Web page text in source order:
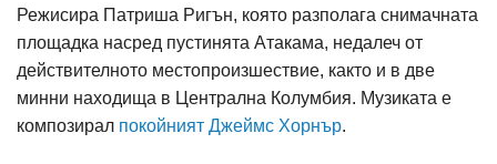
Режисира Патриша Ригън, която разполага снимачната
площадка насред пустинята Атакама, недалеч от
действителното местопроизшествие, както и в две
минни находища в Централна Колумбия. Музиката е
композирал покойният Джеймс Хорнър.